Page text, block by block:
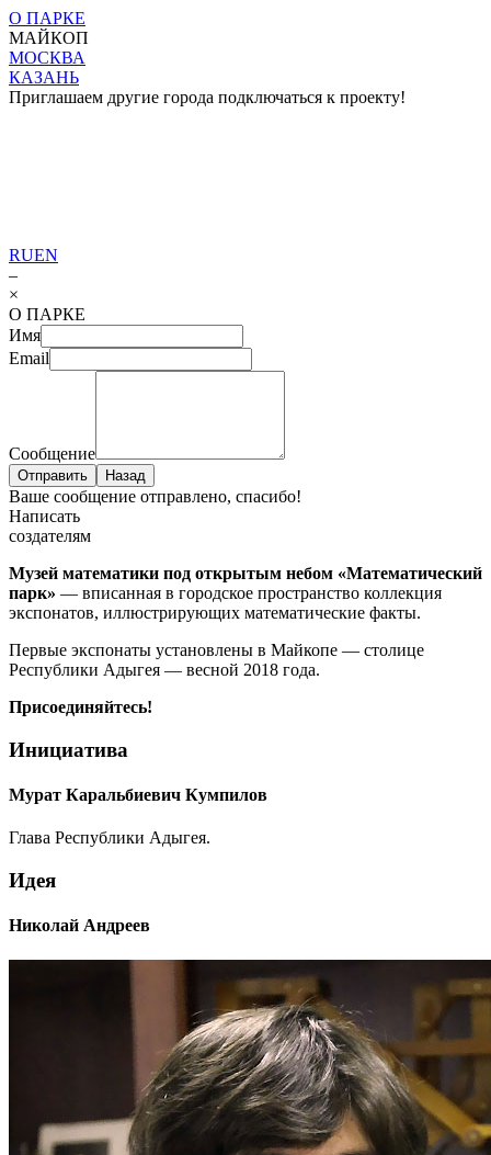
О ПАРКЕ
МАЙКОП
МОСКВА
КАЗАНЬ
Приглашаем другие города подключаться к проекту!
RUEN
–
×
О ПАРКЕ
Имя
Email
Сообщение
Ваше сообщение отправлено, спасибо!
Написать
создателям
Музей математики под открытым небом «Математический
парк» — вписанная в городское пространство коллекция
экспонатов, иллюстрирующих математические факты.
Первые экспонаты установлены в Майкопе — столице
Республики Адыгея — весной 2018 года.
Присоединяйтесь!
Инициатива
Мурат Каральбиевич Кумпилов
Глава Республики Адыгея.
Идея
Николай Андреев